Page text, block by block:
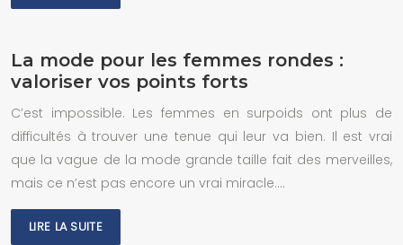
La mode pour les femmes rondes :
valoriser vos points forts
C’est impossible. Les femmes en surpoids ont plus de
difficultés à trouver une tenue qui leur va bien. Il est vrai
que la vague de la mode grande taille fait des merveilles,
mais ce n’est pas encore un vrai miracle….
LIRE LA SUITE